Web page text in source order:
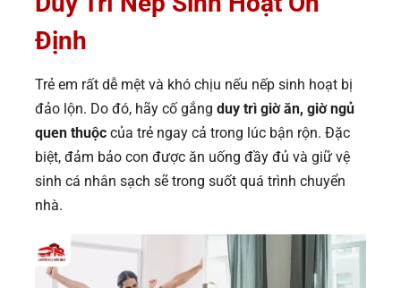
Định
Trẻ em rất dễ mệt và khó chịu nếu nếp sinh hoạt bị
đảo lộn. Do đó, hãy cố gắng duy trì giờ ăn, giờ ngủ
quen thuộc của trẻ ngay cả trong lúc bận rộn. Đặc
biệt, đảm bảo con được ăn uống đầy đủ và giữ vệ
sinh cá nhân sạch sẽ trong suốt quá trình chuyển
nhà.